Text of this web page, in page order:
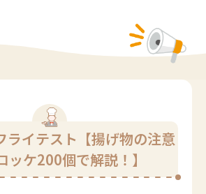
ライテスト【揚げ物の注意
ッケ200個で解説！】